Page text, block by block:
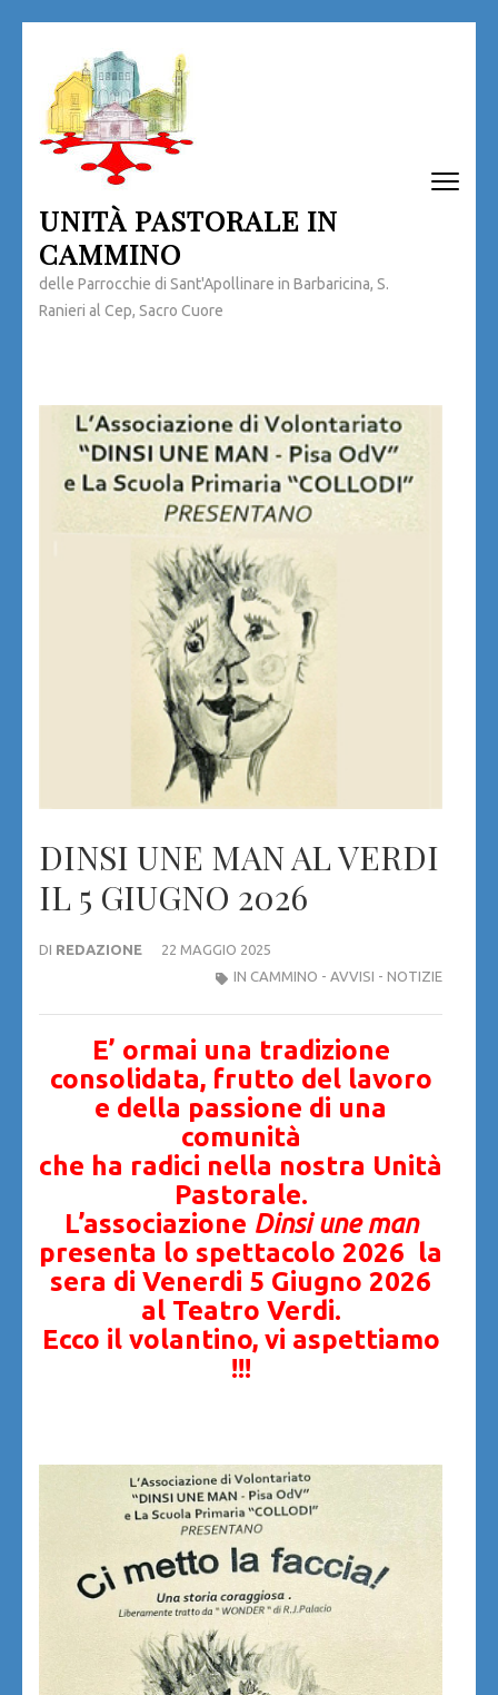
contenuto
(premi
invio)
UNITÀ PASTORALE IN
CAMMINO
delle Parrocchie di Sant'Apollinare in Barbaricina, S.
Ranieri al Cep, Sacro Cuore
DINSI UNE MAN AL VERDI
IL 5 GIUGNO 2026
DI REDAZIONE
22 MAGGIO 2025
IN CAMMINO - AVVISI - NOTIZIE
E’ ormai una tradizione
consolidata, frutto del lavoro
e della passione di una
comunità
che ha radici nella nostra Unità
Pastorale.
L’associazione Dinsi une man
presenta lo spettacolo 2026 la
sera di Venerdi 5 Giugno 2026
al Teatro Verdi.
Ecco il volantino, vi aspettiamo
!!!